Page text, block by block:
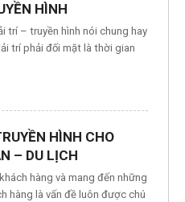
HÌNH
trí – truyền hình nói chung hay
trí phải đối mặt là thời gian
HÌNH CHO
– DU LỊCH
hàng và mang đến những
hàng là vấn đề luôn được chú